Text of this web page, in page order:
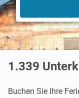
1.339
Buchen Sie Ihre